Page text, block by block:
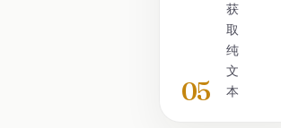
05
获
取
纯
文
本